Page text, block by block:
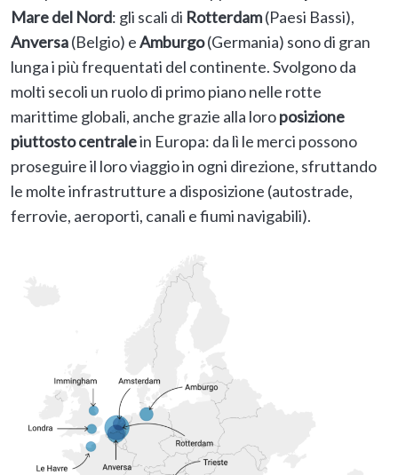
Mare del Nord: gli scali di Rotterdam(Paesi Bassi),
Anversa(Belgio) eAmburgo(Germania) sono di gran
lunga i più frequentati del continente. Svolgono da
molti secoli un ruolo di primo piano nelle rotte
marittime globali, anche grazie alla loroposizione
piuttosto centralein Europa: da lì le merci possono
proseguire il loro viaggio in ogni direzione, sfruttando
le molte infrastrutture a disposizione (autostrade,
ferrovie, aeroporti, canali e fiumi navigabili).